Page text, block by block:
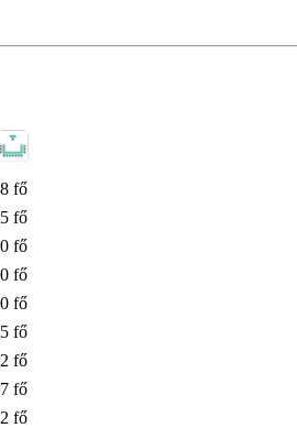
fő
fő
fő
fő
fő
fő
fő
fő
fő